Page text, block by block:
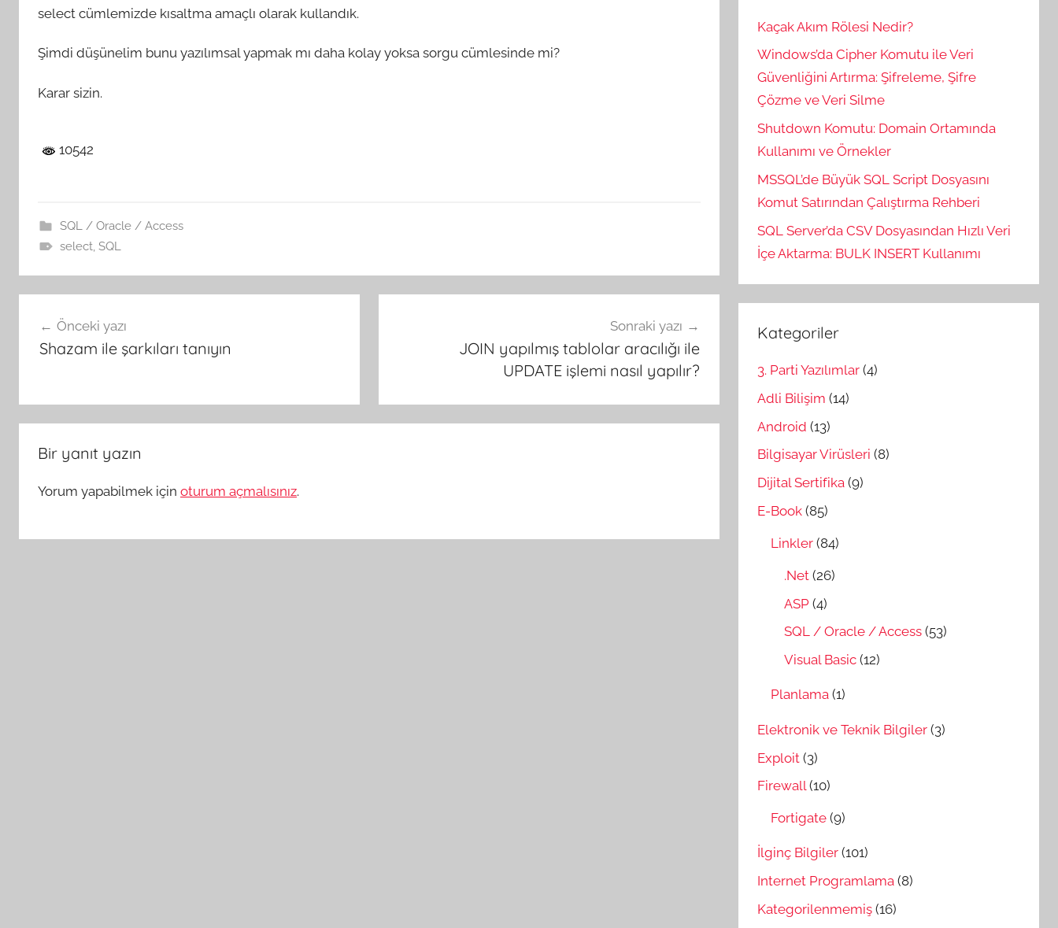
select cümlemizde kısaltma amaçlı olarak kullandık.
Şimdi düşünelim bunu yazılımsal yapmak mı daha kolay yoksa sorgu cümlesinde mi?
Karar sizin.
10542
SQL / Oracle / Access
select, SQL
gezinmesi
Önceki yazı
Shazam ile şarkıları tanıyın
Sonraki yazı
JOIN yapılmış tablolar aracılığı ile
UPDATE işlemi nasıl yapılır?
Bir yanıt yazın
Yorum yapabilmek için oturum açmalısınız.
Kaçak Akım Rölesi Nedir?
Windows’da Cipher Komutu ile Veri
Güvenliğini Artırma: Şifreleme, Şifre
Çözme ve Veri Silme
Shutdown Komutu: Domain Ortamında
Kullanımı ve Örnekler
MSSQL’de Büyük SQL Script Dosyasını
Komut Satırından Çalıştırma Rehberi
SQL Server’da CSV Dosyasından Hızlı Veri
İçe Aktarma: BULK INSERT Kullanımı
Kategoriler
3. Parti Yazılımlar (4)
Adli Bilişim (14)
Android (13)
Bilgisayar Virüsleri (8)
Dijital Sertifika (9)
E-Book (85)
Linkler (84)
.Net (26)
ASP (4)
SQL / Oracle / Access (53)
Visual Basic (12)
Planlama (1)
Elektronik ve Teknik Bilgiler (3)
Exploit (3)
Firewall(10)
Fortigate (9)
İlginç Bilgiler (101)
Internet Programlama (8)
Kategorilenmemiş (16)